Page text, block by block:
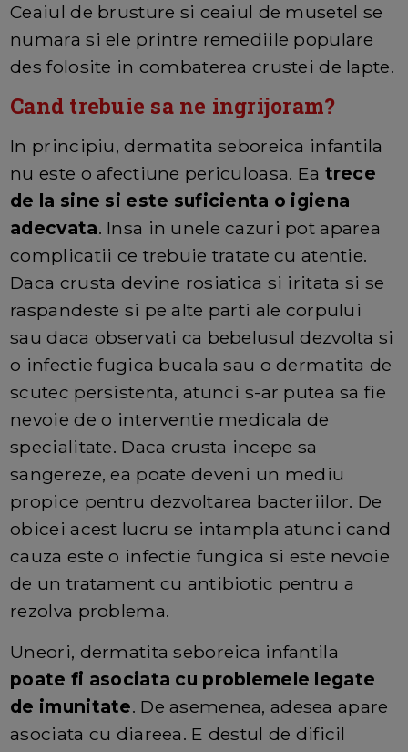
Ceaiul de brusture si ceaiul de musetel se
numara si ele printre remediile populare
des folosite in combaterea crustei de lapte.
Cand trebuie sa ne ingrijoram?
In principiu, dermatita seboreica infantila
nu este o afectiune periculoasa. Ea trece
de la sine si este suficienta o igiena
adecvata. Insa in unele cazuri pot aparea
complicatii ce trebuie tratate cu atentie.
Daca crusta devine rosiatica si iritata si se
raspandeste si pe alte parti ale corpului
sau daca observati ca bebelusul dezvolta si
o infectie fugica bucala sau o dermatita de
scutec persistenta, atunci s-ar putea sa fie
nevoie de o interventie medicala de
specialitate. Daca crusta incepe sa
sangereze, ea poate deveni un mediu
propice pentru dezvoltarea bacteriilor. De
obicei acest lucru se intampla atunci cand
cauza este o infectie fungica si este nevoie
de un tratament cu antibiotic pentru a
rezolva problema.
Uneori, dermatita seboreica infantila
poate fi asociata cu problemele legate
de imunitate. De asemenea, adesea apare
asociata cu diareea. E destul de dificil